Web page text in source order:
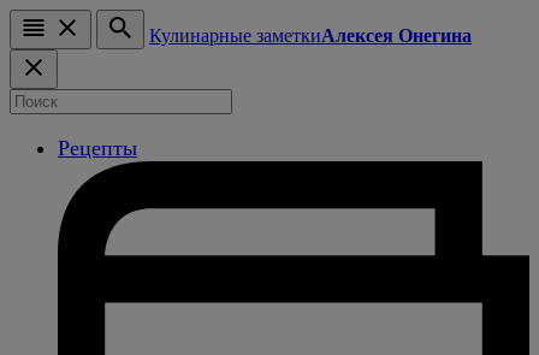
Кулинарные заметкиАлексея Онегина
Рецепты